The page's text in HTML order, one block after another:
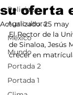
Policiaca
Agricultura
México
Mundo
Portada 2
Portada 1
su oferta
Actualizado:25 may
El Rector de la
de Sinaloa, Jesús
crecer en